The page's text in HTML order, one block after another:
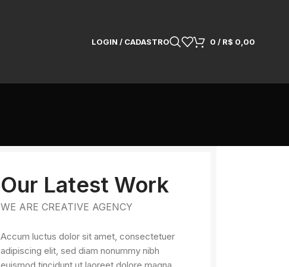
LOGIN / CADASTRO 0 / R$ 0,00
Our Latest Work
WE ARE CREATIVE AGENCY
Accum luctus dolor sit amet, consectetuer
adipiscing elit, sed diam nonummy nibh